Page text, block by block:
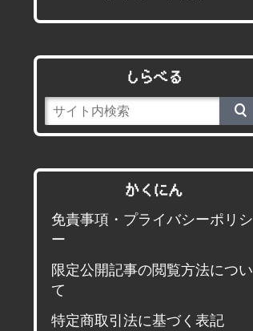
しらべる
かくにん
免責事項・プライバシーポリシ
ー
限定公開記事の閲覧方法につい
て
特定商取引法に基づく表記